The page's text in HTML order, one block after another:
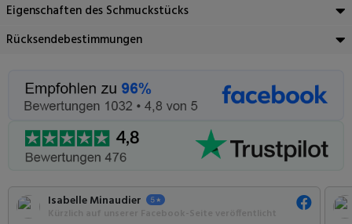
Eigenschaften des Schmuckstücks
Rücksendebestimmungen
Isabelle Minaudier